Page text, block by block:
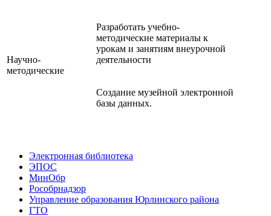
Научно-
методические
Разработать учебно-
методические материалы к
урокам и занятиям внеурочной
деятельности
Создание музейной электронной
базы данных.
Электронная библиотека
ЭПОС
МинОбр
Рособрнадзор
Управление образования Юрлинского района
ГТО